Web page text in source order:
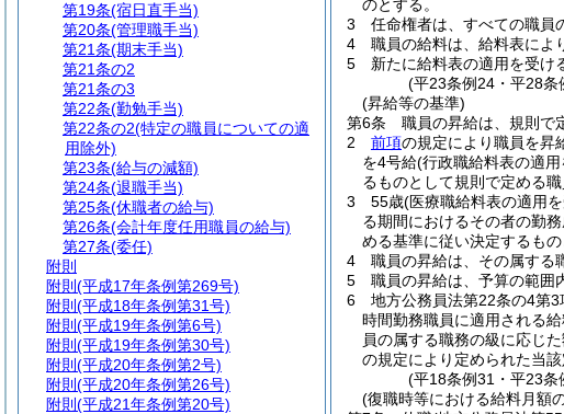
のとする。
3
任命権者は、すべての職員
4
職員の給料は、給料表によ
5
新たに給料表の適用を受け
(平23条例24・平28条
(昇給等の基準)
第6条
職員の昇給は、規則で
2
前項の規定により職員を昇
を4号給(行政職給料表の適
るものとして規則で定める
3
55歳(医療職給料表の適用
る期間におけるその者の勤
める基準に従い決定するもの
4
職員の昇給は、その属する
5
職員の昇給は、予算の範囲
6
地方公務員法第22条の4第
時間勤務職員に適用される
員の属する職務の級に応じた
の規定により定められた当
(平18条例31・平23条
(復職時等における給料月額
第19条(宿日直手当)
第20条(管理職手当)
第21条(期末手当)
第21条の2
第21条の3
第22条(勤勉手当)
第22条の2(特定の職員についての適
用除外)
第23条(給与の減額)
第24条(退職手当)
第25条(休職者の給与)
第26条(会計年度任用職員の給与)
第27条(委任)
附則
附則 (平成17年条例第269号)
附則 (平成18年条例第31号)
附則 (平成19年条例第6号)
附則 (平成19年条例第30号)
附則 (平成20年条例第2号)
附則 (平成20年条例第26号)
附則 (平成21年条例第20号)